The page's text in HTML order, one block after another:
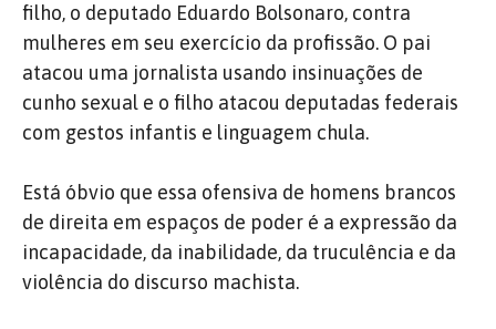
filho, o deputado Eduardo Bolsonaro, contra
mulheres em seu exercício da profissão. O pai
atacou uma jornalista usando insinuações de
cunho sexual e o filho atacou deputadas federais
com gestos infantis e linguagem chula.
Está óbvio que essa ofensiva de homens brancos
de direita em espaços de poder é a expressão da
incapacidade, da inabilidade, da truculência e da
violência do discurso machista.